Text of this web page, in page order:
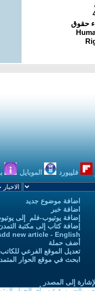
فليبورد الموبايل
اضافة موضوع جديد
اضافة خبر
إضافة يوتيوب-فلم إلى
إضافة كتاب إلى مكتبة
new article - English
أضف حملة
تعديل الموقع الفرعي
ابحث في موقع الحوار
إلى المصدر